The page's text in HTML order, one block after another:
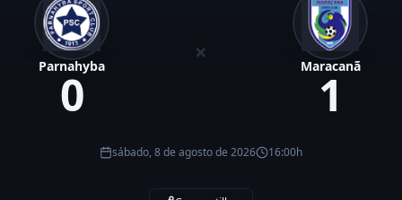
Parnahyba
0
× Maracanã
1
sábado, 8 de agosto de 2026 16:00h